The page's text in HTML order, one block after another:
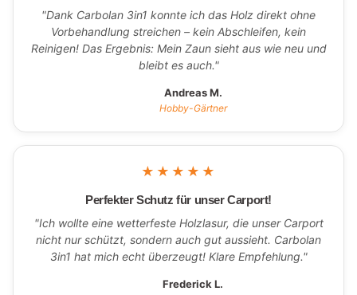
"Dank Carbolan 3in1 konnte ich das Holz direkt ohne
Vorbehandlung streichen – kein Abschleifen, kein
Reinigen! Das Ergebnis: Mein Zaun sieht aus wie neu und
bleibt es auch."
Andreas M.
Hobby-Gärtner
★★★★★
Perfekter Schutz für unser Carport!
"Ich wollte eine wetterfeste Holzlasur, die unser Carport
nicht nur schützt, sondern auch gut aussieht. Carbolan
3in1 hat mich echt überzeugt! Klare Empfehlung."
Frederick L.